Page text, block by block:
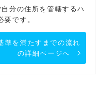
分の住所を管轄するハ
です。
準を満たすまでの流れ
の詳細ページへ